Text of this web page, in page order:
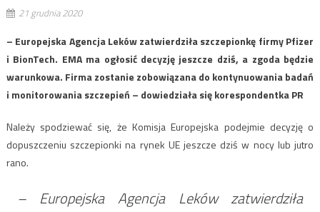
21 grudnia 2020
– Europejska Agencja Leków zatwierdziła szczepionkę firmy Pfizer
i BionTech. EMA ma ogłosić decyzję jeszcze dziś, a zgoda będzie
warunkowa. Firma zostanie zobowiązana do kontynuowania badań
i monitorowania szczepień – dowiedziała się korespondentka PR
Należy spodziewać się, że Komisja Europejska podejmie decyzję o
dopuszczeniu szczepionki na rynek UE jeszcze dziś w nocy lub jutro
rano.
– Europejska Agencja Leków zatwierdziła